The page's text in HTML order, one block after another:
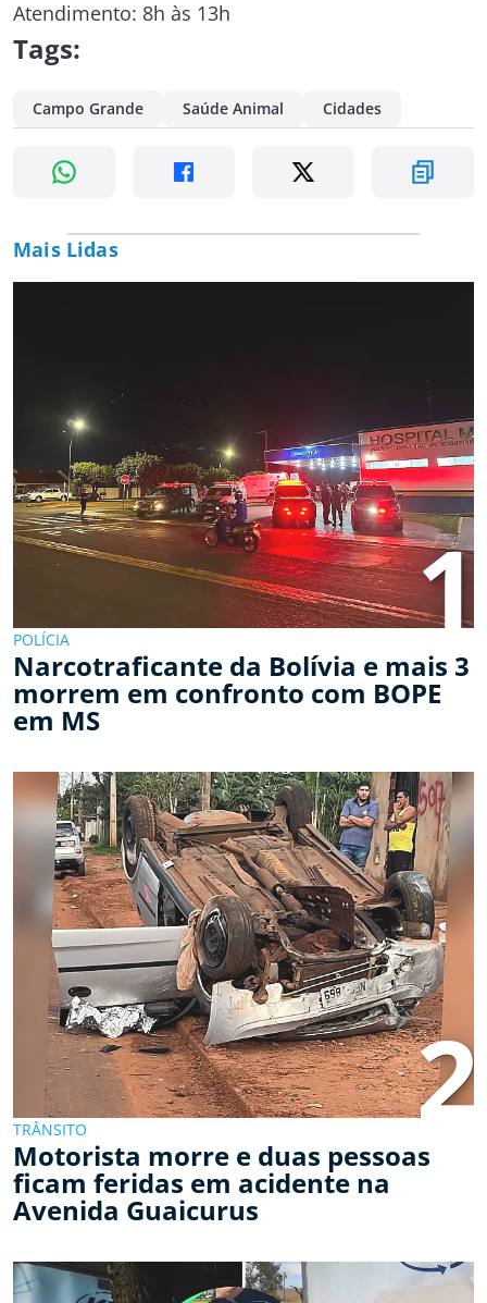
Atendimento: 8h às 13h
Tags:
Campo Grande Saúde Animal Cidades
Mais Lidas
1
POLÍCIA
Narcotraficante da Bolívia e mais 3
morrem em confronto com BOPE
em MS
2
TRÂNSITO
Motorista morre e duas pessoas
ficam feridas em acidente na
Avenida Guaicurus